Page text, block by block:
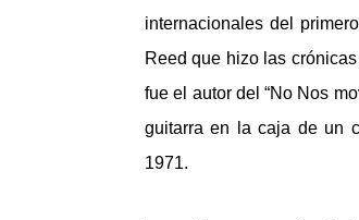
internacionales del
Reed que hizo las
fue el autor del “No Nos
guitarra en la caja de un
1971.